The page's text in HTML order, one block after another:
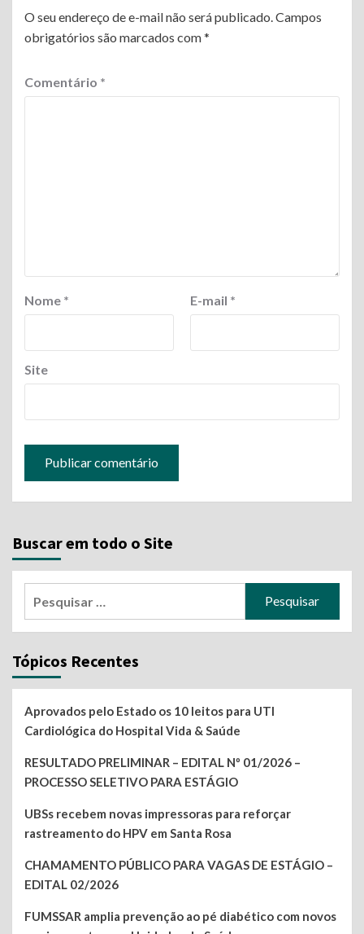
O seu endereço de e-mail não será publicado. Campos
obrigatórios são marcados com*
Comentário *
Nome * E-mail *
Site
Buscar em todo o Site
Tópicos Recentes
Aprovados pelo Estado os 10 leitos para UTI
Cardiológica do Hospital Vida & Saúde
RESULTADO PRELIMINAR – EDITAL Nº 01/2026 –
PROCESSO SELETIVO PARA ESTÁGIO
UBSs recebem novas impressoras para reforçar
rastreamento do HPV em Santa Rosa
CHAMAMENTO PÚBLICO PARA VAGAS DE ESTÁGIO –
EDITAL 02/2026
FUMSSAR amplia prevenção ao pé diabético com novos